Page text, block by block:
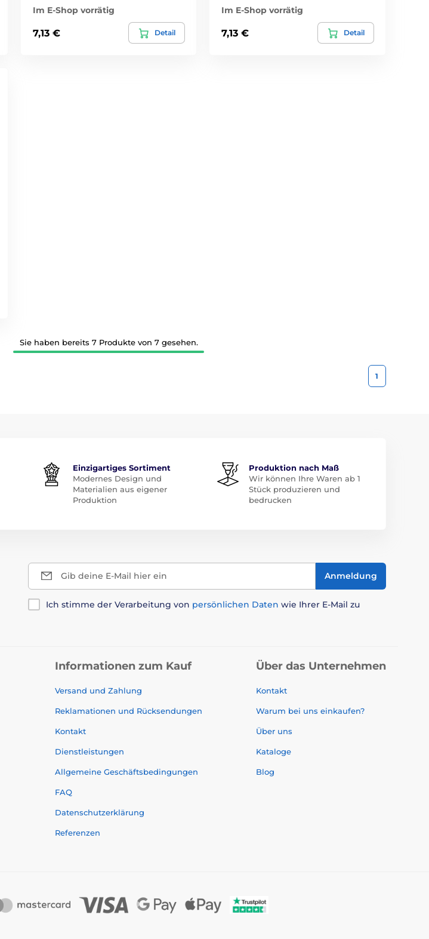
Im E-Shop vorrätig
7,13 € Detail
Im E-Shop vorrätig
7,13 € Detail
Sie haben bereits 7 Produkte von 7 gesehen.
1
Einzigartiges Sortiment
Modernes Design und
Materialien aus eigener
Produktion
Produktion nach Maß
Wir können Ihre Waren ab 1
Stück produzieren und
bedrucken
Gib deine E-Mail hier ein Anmeldung
Ich stimme der Verarbeitung von persönlichen Daten wie Ihrer E-Mail zu
Informationen zum Kauf
Versand und Zahlung
Reklamationen und Rücksendungen
Kontakt
Dienstleistungen
Allgemeine Geschäftsbedingungen
FAQ
Datenschutzerklärung
Referenzen
Über das Unternehmen
Kontakt
Warum bei uns einkaufen?
Über uns
Kataloge
Blog